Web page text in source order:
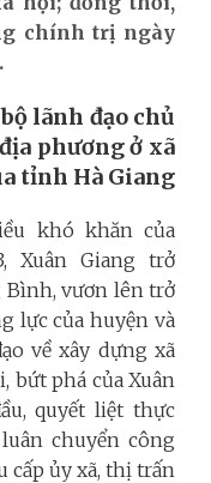
chính trị ngày
lãnh đạo chủ
phương ở xã
tỉnh Hà Giang
khó khăn của
Xuân Giang trở
Bình, vươn lên trở
lực của huyện và
về xây dựng xã
bứt phá của Xuân
quyết liệt thực
chuyển công
cấp ủy xã, thị trấn